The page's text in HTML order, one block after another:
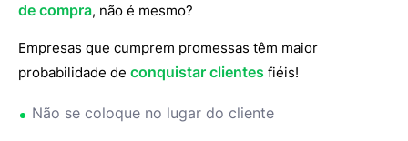
de compra, não é mesmo?
Empresas que cumprem promessas têm maior
probabilidade de conquistar clientes fiéis!
Não se coloque no lugar do cliente